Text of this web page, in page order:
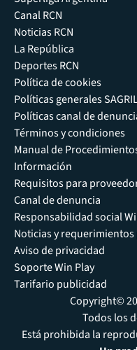
Canal RCN
Noticias RCN
La República
Deportes RCN
Política de cookies
Políticas generales
Políticas canal de
Términos y condiciones
Manual de
Información
Requisitos para
Canal de denuncia
Responsabilidad social
Noticias y
Aviso de privacidad
Soporte Win Play
Tarifario publicidad
Copyright©
Todos los
Está prohibida la